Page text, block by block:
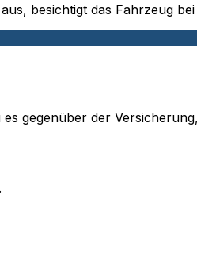
besichtigt das Fahrzeug
gegenüber der